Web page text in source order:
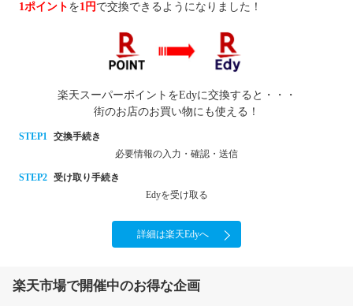
1ポイント を1円 で交換できるようになりました！
楽天スーパーポイントをEdyに交換すると・・・
街のお店のお買い物にも使える！
STEP1 交換手続き
必要情報の入力・確認・送信
STEP2 受け取り手続き
Edyを受け取る
詳細は楽天Edyへ
楽天市場で開催中のお得な企画